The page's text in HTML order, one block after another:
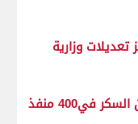
وزارية
في400 منفذ